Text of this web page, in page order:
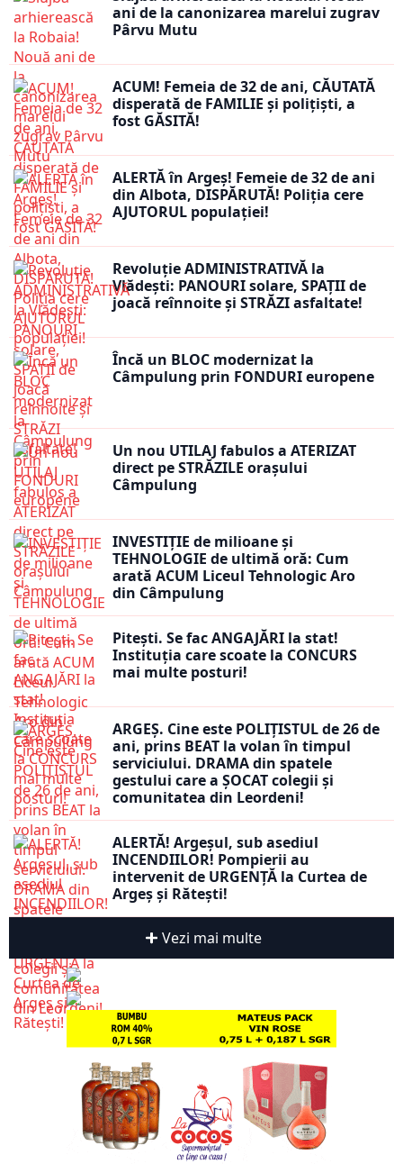
ani de la canonizarea marelui zugrav
Pârvu Mutu
ACUM! Femeia de 32 de ani, CĂUTATĂ
disperată de FAMILIE și polițiști, a
fost GĂSITĂ!
ALERTĂ în Argeș! Femeie de 32 de ani
din Albota, DISPĂRUTĂ! Poliția cere
AJUTORUL populației!
Revoluție ADMINISTRATIVĂ la
Vlădești: PANOURI solare, SPAȚII de
joacă reînnoite și STRĂZI asfaltate!
Încă un BLOC modernizat la
Câmpulung prin FONDURI europene
Un nou UTILAJ fabulos a ATERIZAT
direct pe STRĂZILE orașului
Câmpulung
INVESTIȚIE de milioane și
TEHNOLOGIE de ultimă oră: Cum
arată ACUM Liceul Tehnologic Aro
din Câmpulung
Pitești. Se fac ANGAJĂRI la stat!
Instituția care scoate la CONCURS
mai multe posturi!
ARGEȘ. Cine este POLIȚISTUL de 26 de
ani, prins BEAT la volan în timpul
serviciului. DRAMA din spatele
gestului care a ȘOCAT colegii și
comunitatea din Leordeni!
ALERTĂ! Argeșul, sub asediul
INCENDIILOR! Pompierii au
intervenit de URGENȚĂ la Curtea de
Argeș și Rătești!
Vezi mai multe